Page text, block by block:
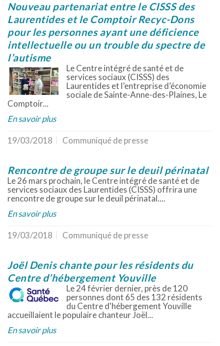
Nouveau partenariat entre le CISSS des
Laurentides et le Comptoir Recyc-Dons
pour les personnes ayant une déficience
intellectuelle ou un trouble du spectre de
l’autisme
Le Centre intégré de santé et de
services sociaux (CISSS) des
Laurentides et l’entreprise d’économie
sociale de Sainte-Anne-des-Plaines, Le
Comptoir...
En savoir plus
19/03/2018 Communiqué de presse
Rencontre de groupe sur le deuil périnatal
Le 26 mars prochain, le Centre intégré de santé et de
services sociaux des Laurentides (CISSS) offrira une
rencontre de groupe sur le deuil périnatal....
En savoir plus
19/03/2018 Communiqué de presse
Joël Denis chante pour les résidents du
Centre d’hébergement Youville
Le 24 février dernier, près de 120
personnes dont 65 des 132 résidents
du Centre d'hébergement Youville
accueillaient le populaire chanteur Joël...
En savoir plus